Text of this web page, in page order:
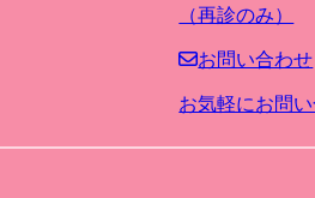
（再診のみ）
お問い合わせ
お気軽にお問